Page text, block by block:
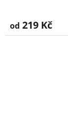
je
3,9
od 219 Kč